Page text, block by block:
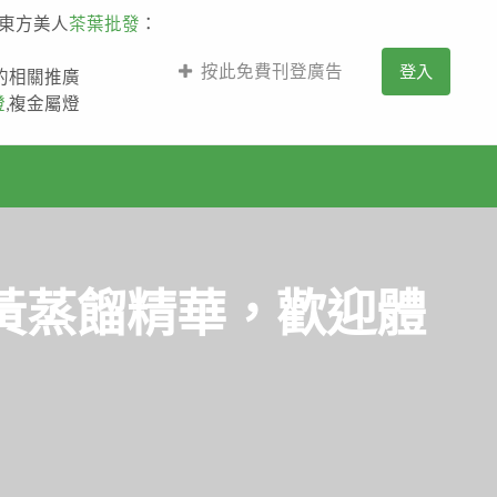
方美人 茶葉批發 ：
相關推廣
,複金屬燈
按此免費刊登廣告 登入
蒸餾精華，歡迎體